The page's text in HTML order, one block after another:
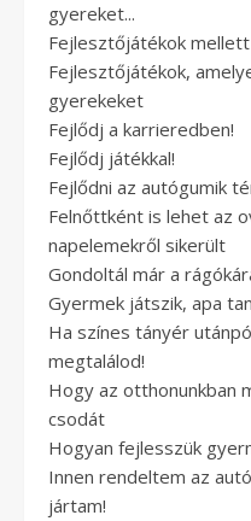
gyereket...
Fejlesztőjátékok mellett
Fejlesztőjátékok,
gyerekeket
Fejlődj a karrieredben!
Fejlődj játékkal!
Fejlődni az autógumik
Felnőttként is lehet az
napelemekről sikerült
Gondoltál már a
Gyermek játszik, apa
Ha színes tányér
megtalálod!
Hogy az otthonunkban
csodát
Hogyan fejlesszük
Innen rendeltem az
jártam!